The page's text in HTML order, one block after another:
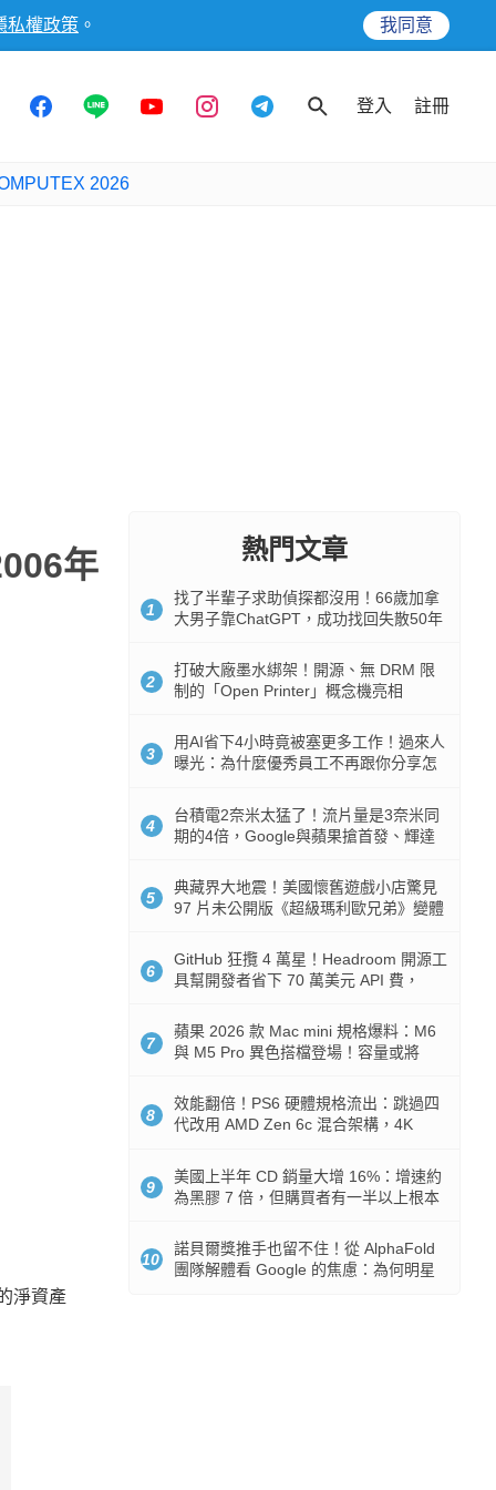
私權政策 。 我同意
登入 註冊
2026
年
淨資產
熱門文章
1
找了半輩子求助偵探都沒用！66歲加拿
大男子靠ChatGPT，成功找回失散50年
2
打破大廠墨水綁架！開源、無 DRM 限
制的「Open Printer」概念機亮相
3
用AI省下4小時竟被塞更多工作！過來人
曝光：為什麼優秀員工不再跟你分享怎
4
台積電2奈米太猛了！流片量是3奈米同
期的4倍，Google與蘋果搶首發、輝達
5
典藏界大地震！美國懷舊遊戲小店驚見
97 片未公開版《超級瑪利歐兄弟》變體
6
GitHub 狂攬 4 萬星！Headroom 開源工
具幫開發者省下 70 萬美元 API 費，
7
蘋果 2026 款 Mac mini 規格爆料：M6
與 M5 Pro 異色搭檔登場！容量或將
8
效能翻倍！PS6 硬體規格流出：跳過四
代改用 AMD Zen 6c 混合架構，4K
9
美國上半年 CD 銷量大增 16%：增速約
為黑膠 7 倍，但購買者有一半以上根本
10
諾貝爾獎推手也留不住！從 AlphaFold
團隊解體看 Google 的焦慮：為何明星